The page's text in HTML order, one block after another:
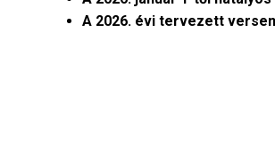
A 2026. évi tervezett